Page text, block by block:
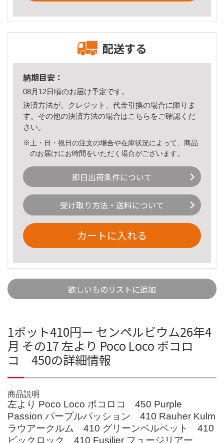
配送する
納期目安：
08月12日頃のお届け予定です。
決済方法が、クレジット、代金引換の場合に限りま
す。その他の決済方法の場合はこちら をご確認くだ
さい。
※土・日・祝日の注文の場合や在庫状況によって、商品
のお届けにお時間をいただく場合がございます。
即日出荷条件について
受け取り方法・送料について
カートに入れる
欲しいものリストに追加
1ポット410円ー センペルビウム26年4
月 その17 左より Poco Loco ポコロ
コ 450の詳細情報
商品説明
左より Poco Loco ポコロコ 450 Purple
Passion パープルパッション 410 Rauher Kulm
ラウアークルム 410 グリーンベルベット 410
ビックロック 410 Fusilier フュージリアー